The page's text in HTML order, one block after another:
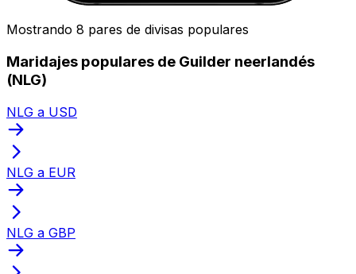
Mostrando 8 pares de divisas populares
Maridajes populares de Guilder neerlandés
(NLG)
NLG a USD
NLG a EUR
NLG a GBP